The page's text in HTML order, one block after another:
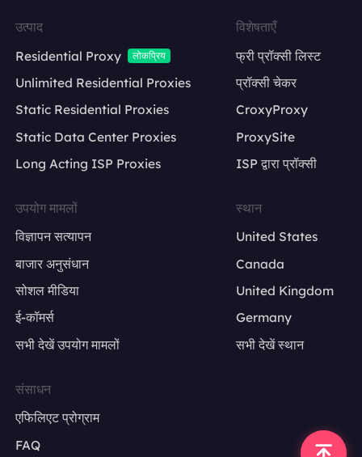
उत्पाद
Residential Proxy
लोकप्रिय
Unlimited Residential Proxies
Static Residential Proxies
Static Data Center Proxies
Long Acting ISP Proxies
विशेषताएँ
फ्री प्रॉक्सी लिस्ट
प्रॉक्सी चेकर
CroxyProxy
ProxySite
ISP द्वारा प्रॉक्सी
उपयोग मामलों
विज्ञापन सत्यापन
बाजार अनुसंधान
सोशल मीडिया
ई-कॉमर्स
सभी देखें उपयोग मामलों
स्थान
United States
Canada
United Kingdom
Germany
सभी देखें स्थान
संसाधन
एफिलिएट प्रोग्राम
FAQ